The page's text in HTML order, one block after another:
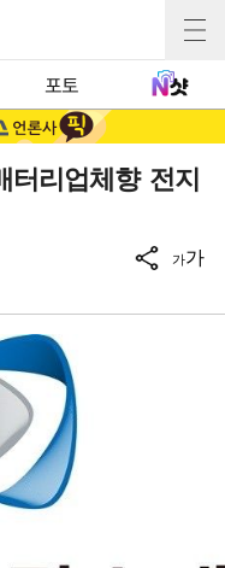
포토
리업체향 전지
가가